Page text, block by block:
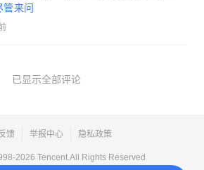
管来问
已显示全部评论
馈 举报中心 隐私政策
2026 Tencent.All Rights Reserved